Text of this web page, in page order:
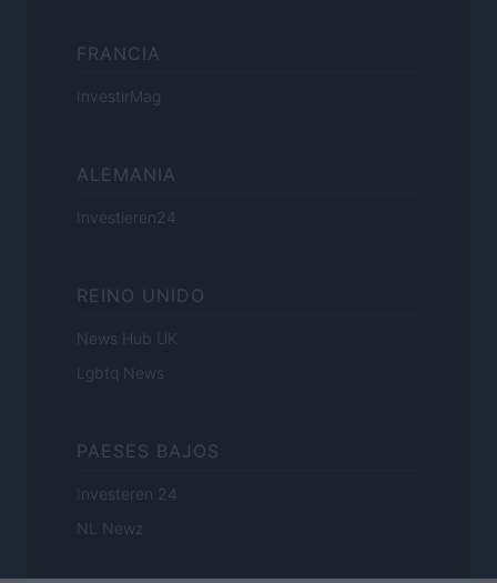
FRANCIA
InvestirMag
ALEMANIA
Investieren24
REINO UNIDO
News Hub UK
Lgbtq News
PAESES BAJOS
Investeren 24
NL Newz